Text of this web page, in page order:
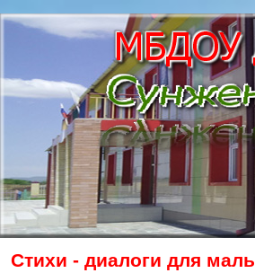
Стихи - диалоги для